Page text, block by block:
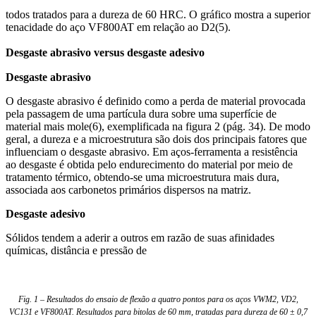
todos tratados para a dureza de 60 HRC. O gráfico mostra a superior
tenacidade do aço VF800AT em relação ao D2(5).
Desgaste abrasivo versus desgaste adesivo
Desgaste abrasivo
O desgaste abrasivo é definido como a perda de material provocada
pela passagem de uma partícula dura sobre uma superfície de
material mais mole(6), exemplificada na figura 2 (pág. 34). De modo
geral, a dureza e a microestrutura são dois dos principais fatores que
influenciam o desgaste abrasivo. Em aços-ferramenta a resistência
ao desgaste é obtida pelo endurecimento do material por meio de
tratamento térmico, obtendo-se uma microestrutura mais dura,
associada aos carbonetos primários dispersos na matriz.
Desgaste adesivo
Sólidos tendem a aderir a outros em razão de suas afinidades
químicas, distância e pressão de
Fig. 1 – Resultados do ensaio de flexão a quatro pontos para os aços VWM2, VD2,
VC131 e VF800AT. Resultados para bitolas de 60 mm, tratadas para dureza de 60 ± 0,7